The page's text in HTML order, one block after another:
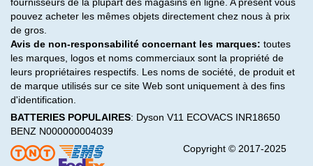
fournisseurs de la plupart des magasins en ligne. A present vous
pouvez acheter les mêmes objets directement chez nous à prix
de gros.
Avis de non-responsabilité concernant les marques: toutes
les marques, logos et noms commerciaux sont la propriété de
leurs propriétaires respectifs. Les noms de société, de produit et
de marque utilisés sur ce site Web sont uniquement à des fins
d'identification.
BATTERIES POPULAIRES: Dyson V11 ECOVACS INR18650
BENZ N000000004039
Copyright © 2017-2025